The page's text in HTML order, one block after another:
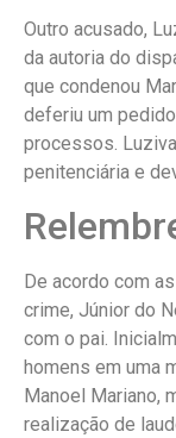
Outro acusado,
da autoria do
que condenou
deferiu um
processos.
penitenciária e
De acordo com
crime, Júnior do
com o pai.
homens em uma
Manoel Mariano,
realização de